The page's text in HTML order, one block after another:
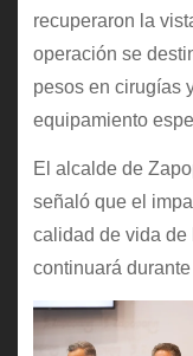
recuperaron la
operación se
pesos en cirugías
equipamiento
El alcalde de
señaló que el
calidad de vida de
continuará